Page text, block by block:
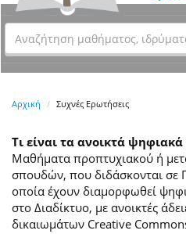
Αρχική Συχνές Ερωτήσεις
Τι είναι τα ανοικτά
Μαθήματα προπτυχιακού ή
σπουδών, που διδάσκονται σε
οποία έχουν διαμορφωθεί
στο Διαδίκτυο, με ανοικτές
δικαιωμάτων Creative